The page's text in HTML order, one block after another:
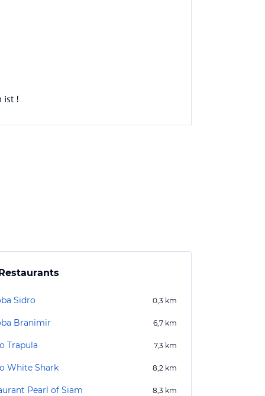
ist !
Sidro 0,3 km
Branimir 6,7 km
Trapula 7,3 km
White Shark 8,2 km
Pearl of Siam 8,3 km